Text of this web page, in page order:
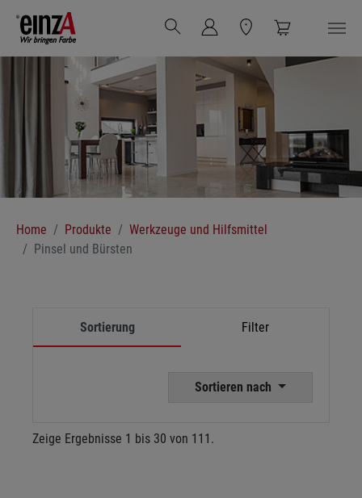
Zum Hauptinhalt springen
Home Produkte
Werkzeuge und Hilfsmittel
Pinsel und Bürsten
Sortierung Filter
Sortieren nach
Zeige Ergebnisse 1 bis 30 von 111.